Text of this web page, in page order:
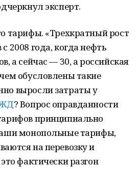
эксперт.
тарифы. «Трехкратный рост
2008 года, когда нефть
а сейчас — 30, а российская
обусловлены такие
выросли затраты у
? Вопрос оправданности
принципиально
монопольные тарифы,
на перевозку и
фактически разгон